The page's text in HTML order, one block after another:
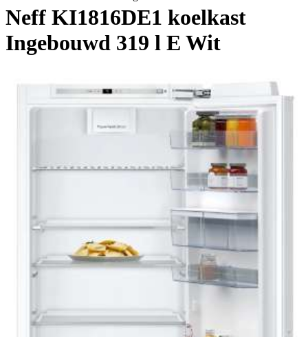
Neff KI1816DE1 koelkast
Ingebouwd 319 l E Wit